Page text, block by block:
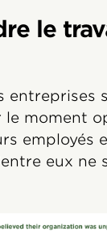
le
entreprises
le moment
employés
eux ne